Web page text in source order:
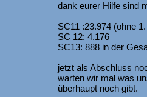
dank eurer Hilfe sind
SC11 :23.974 (ohne
SC 12: 4.176
SC13: 888 in der
jetzt als Abschluss
warten wir mal was
überhaupt noch gibt.